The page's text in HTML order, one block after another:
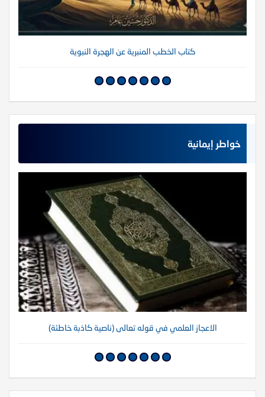
كتاب الخطب المنبرية عن الهجرة النبوية
خواطر إيمانية
الاعجاز العلمي في قوله تعالى (ناصية كاذبة خاطئة)